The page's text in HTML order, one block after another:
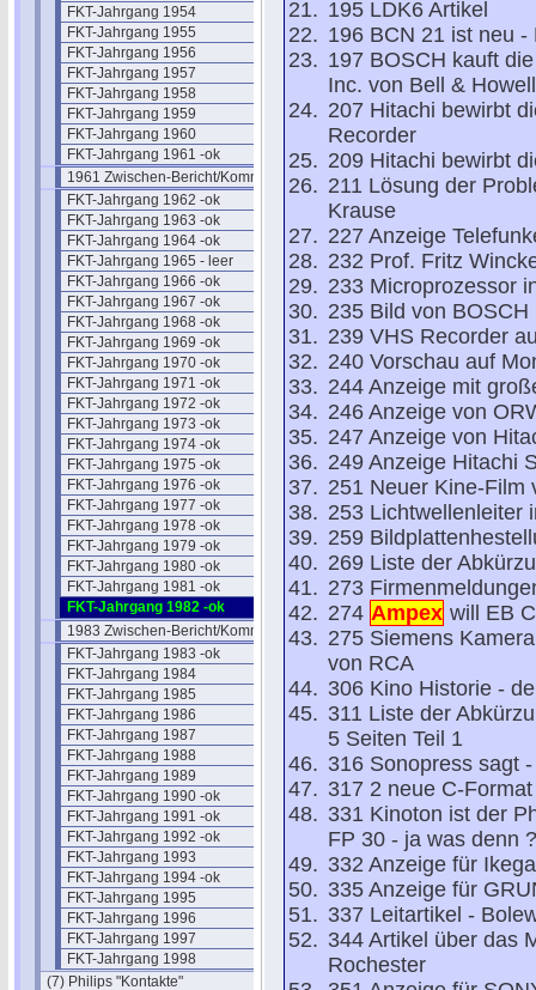
FKT-Jahrgang 1954
FKT-Jahrgang 1955
FKT-Jahrgang 1956
FKT-Jahrgang 1957
FKT-Jahrgang 1958
FKT-Jahrgang 1959
FKT-Jahrgang 1960
FKT-Jahrgang 1961 -ok
1961 Zwischen-Bericht/Kommentar
FKT-Jahrgang 1962 -ok
FKT-Jahrgang 1963 -ok
FKT-Jahrgang 1964 -ok
FKT-Jahrgang 1965 - leer
FKT-Jahrgang 1966 -ok
FKT-Jahrgang 1967 -ok
FKT-Jahrgang 1968 -ok
FKT-Jahrgang 1969 -ok
FKT-Jahrgang 1970 -ok
FKT-Jahrgang 1971 -ok
FKT-Jahrgang 1972 -ok
FKT-Jahrgang 1973 -ok
FKT-Jahrgang 1974 -ok
FKT-Jahrgang 1975 -ok
FKT-Jahrgang 1976 -ok
FKT-Jahrgang 1977 -ok
FKT-Jahrgang 1978 -ok
FKT-Jahrgang 1979 -ok
FKT-Jahrgang 1980 -ok
FKT-Jahrgang 1981 -ok
FKT-Jahrgang 1982 -ok
1983 Zwischen-Bericht/Kommentar
FKT-Jahrgang 1983 -ok
FKT-Jahrgang 1984
FKT-Jahrgang 1985
FKT-Jahrgang 1986
FKT-Jahrgang 1987
FKT-Jahrgang 1988
FKT-Jahrgang 1989
FKT-Jahrgang 1990 -ok
FKT-Jahrgang 1991 -ok
FKT-Jahrgang 1992 -ok
FKT-Jahrgang 1993
FKT-Jahrgang 1994 -ok
FKT-Jahrgang 1995
FKT-Jahrgang 1996
FKT-Jahrgang 1997
FKT-Jahrgang 1998
(7) Philips "Kontakte"
195 LDK6 Artikel
196 BCN 21 ist neu
197 BOSCH kauft
Inc. von Bell & Howell
207 Hitachi bewirbt
Recorder
209 Hitachi bewirbt
211 Lösung der
Krause
227 Anzeige
232 Prof. Fritz
233 Microprozessor
235 Bild von
239 VHS Recorder
240 Vorschau auf
244 Anzeige mit
246 Anzeige von
247 Anzeige von
249 Anzeige Hitachi
251 Neuer Kine-Film
253 Lichtwellenleiter
259
269 Liste der
273
274 Ampex will EB
275 Siemens
von RCA
306 Kino Historie -
311 Liste der
5 Seiten Teil 1
316 Sonopress sagt
317 2 neue C-
331 Kinoton ist der
FP 30 - ja was denn
332 Anzeige für
335 Anzeige für
337 Leitartikel -
344 Artikel über das
Rochester